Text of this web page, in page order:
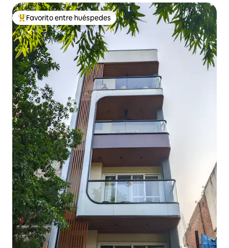
Favorito entre huéspedes preferido
Favorito entre huéspedes